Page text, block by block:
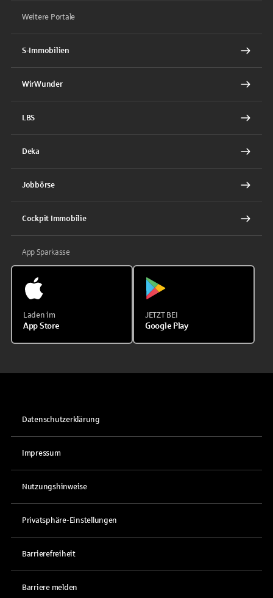
Weitere Portale
S-Immobilien
WirWunder
LBS
Deka
Jobbörse
Cockpit Immobilie
App Sparkasse
Laden im
App Store
JETZT BEI
Google Play
Datenschutzerklärung
Impressum
Nutzungshinweise
Privatsphäre-Einstellungen
Barrierefreiheit
Barriere melden